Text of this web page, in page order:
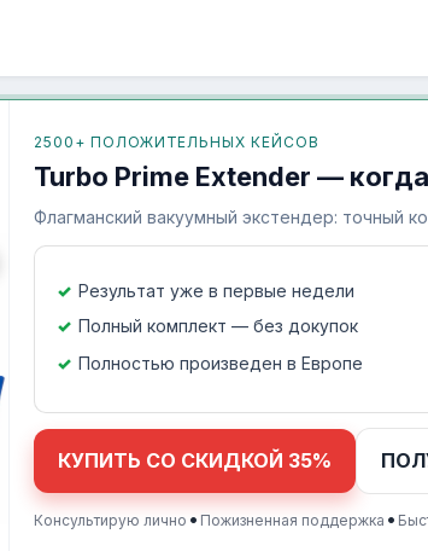
2500+ ПОЛОЖИТЕЛЬНЫХ КЕЙСОВ
Turbo Prime Extender —
Флагманский вакуумный экстендер: точный
Результат уже в первые недели
Полный комплект — без докупок
Полностью произведен в Европе
КУПИТЬ СО СКИДКОЙ 35%
Консультирую лично • Пожизненная поддержка •